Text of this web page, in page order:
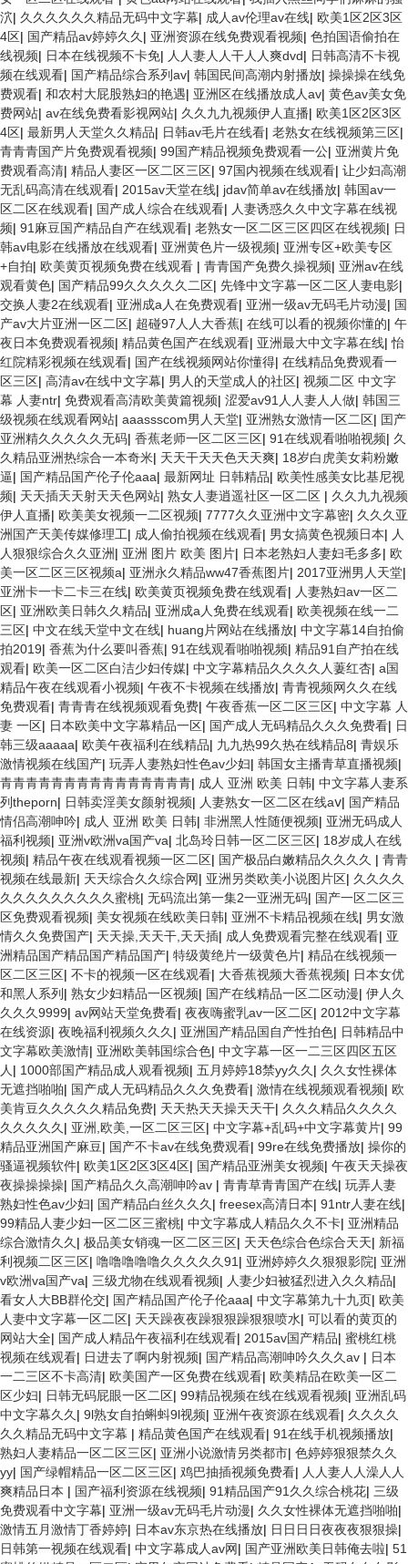
泬| 久久久久久久精品无码中文字幕| 成人av伦理av在线| 欧美1区2区3区
4区| 国产精品av婷婷久久 | 亚洲资源在线免费观看视频| 色拍国语偷拍在
线视频| 日本在线视频不卡免| 人人妻人人干人人爽dvd| 日韩高清不卡视
频在线观看| 国产精品综合系列av| 韩国民间高潮内射播放| 操操操在线免
费观看| 和农村大屁股熟妇的艳遇| 亚洲区在线播放成人av| 黄色av美女免
费网站| av在线免费看影视网站| 久久九九视频伊人直播| 欧美1区2区3区
4区| 最新男人天堂久久精品| 日韩av毛片在线看| 老熟女在线视频第三区|
青青青国产片免费观看视频| 99国产精品视频免费观看一公| 亚洲黄片免
费观看高清| 精品人妻区一区二区三区| 97国内视频在线观看| 让少妇高潮
无乱码高清在线观看| 2015av天堂在线| jdav简单av在线播放| 韩国av一
区二区在线观看| 国产成人综合在线观看| 人妻诱惑久久中文字幕在线视
频| 91麻豆国产精品自产在线观看| 老熟女一区二区三区四区在线视频| 日
韩av电影在线播放在线观看| 亚洲黄色片一级视频| 亚洲专区+欧美专区
+自拍| 欧美黄页视频免费在线观看 | 青青国产免费久操视频| 亚洲av在线
观看黄色| 国产精品99久久久久久二区| 先锋中文字幕一区二区人妻电影|
交换人妻2在线观看| 亚洲成a人在免费观看| 亚洲一级av无码毛片动漫| 国
产av大片亚洲一区二区| 超碰97人人大香蕉| 在线可以看的视频你懂的| 午
夜日本免费观看视频| 精品黄色国产在线观看| 亚洲最大中文字幕在线|怡
红院精彩视频在线观看| 国产在线视频网站你懂得| 在线精品免费观看一
区三区| 高清av在线中文字幕| 男人的天堂成人的社区| 视频二区 中文字
幕 人妻ntr| 免费观看高清欧美黄篇视频| 涩爱av91人人妻人人做| 韩国三
级视频在线观看网站| aaassscom男人天堂| 亚洲熟女激情一区二区| 囯产
亚洲精久久久久久无码| 香蕉老师一区二区三区| 91在线观看啪啪视频| 久
久精品亚洲热综合一本奇米| 天天干天天色天天爽| 18岁白虎美女莉粉嫩
逼| 国产精品国产伦子伦aaa| 最新网址 日韩精品| 欧美性感美女比基尼视
频| 天天插天天射天天色网站| 熟女人妻逍遥社区一区二区 | 久久九九视频
伊人直播| 欧美美女视频一二区视频| 7777久久亚洲中文字幕密| 久久久亚
洲国产天美传媒修理工| 成人偷拍视频在线观看| 男女搞黄色视频日本| 人
人狠狠综合久久亚洲| 亚洲 图片 欧美 图片| 日本老熟妇人妻妇毛多多| 欧
美一区二区三区视频a| 亚洲永久精品ww47香蕉图片| 2017亚洲男人天堂|
亚洲卡一卡二卡三在线| 欧美黄页视频免费在线观看| 人妻熟妇av一区二
区| 亚洲欧美日韩久久精品| 亚洲成a人免费在线观看| 欧美视频在线一二
三区| 中文在线天堂中文在线| huang片网站在线播放| 中文字幕14自拍偷
拍2019| 香蕉为什么要叫香蕉| 91在线观看啪啪视频| 精品91自产拍在线
观看| 欧美一区二区白洁少妇传媒| 中文字幕精品久久久久人萋红杏| a国
精品午夜在线观看小视频| 午夜不卡视频在线播放| 青青视频网久久在线
免费观看| 青青青在线视频观看免费| 午夜香蕉一区二区三区| 中文字幕 人
妻 一区| 日本欧美中文字幕精品一区| 国产成人无码精品久久久免费看| 日
韩三级aaaaa| 欧美午夜福利在线精品| 九九热99久热在线精品8| 青娱乐
激情视频在线国产| 玩弄人妻熟妇性色av少妇| 韩国女主播青草直播视频|
青青青青青青青青青青青青青青青| 成人 亚洲 欧美 日韩| 中文字幕人妻系
列theporn| 日韩卖淫美女颜射视频| 人妻熟女一区二区在线aⅴ| 国产精品
情侣高潮呻吟| 成人 亚洲 欧美 日韩| 非洲黑人性随便视频| 亚洲无码成人
福利视频| 亚洲v欧洲va国产va| 北岛玲日韩一区二区三区| 18岁成人在线
视频| 精品午夜在线观看视频一区二区| 国产极品白嫩精品久久久久 | 青青
视频在线最新| 天天综合久久综合网| 亚洲另类欧美小说图片区| 久久久久
久久久久久久久久久蜜桃| 无码流出第一集2一亚洲无码| 国产一区二区三
区免费观看视频| 美女视频在线欧美日韩| 亚洲不卡精品视频在线| 男女激
情久久免费国产| 天天操,天天干,天天插| 成人免费观看完整在线观看| 亚
洲精品国产精品国产精品国产| 特级黄绝片一级黄色片| 精品在线视频一
区二区三区| 不卡的视频一区在线观看| 大香蕉视频大香蕉视频| 日本女优
和黑人系列 | 熟女少妇精品一区视频| 国产在线精品一区二区动漫| 伊人久
久久久9999| av网站天堂免费看| 夜夜嗨蜜乳av一区二区| 2012中文字幕
在线资源| 夜晚福利视频久久久 | 亚洲国产精品国自产性拍色| 日韩精品中
文字幕欧美激情| 亚洲欧美韩国综合色| 中文字幕一区一二三区四区五区
人 | 1000部国产精品成人观看视频| 五月婷婷18禁yy久久 | 久久女性裸体
无遮挡啪啪| 国产成人无码精品久久久免费看| 激情在线视频观看视频| 欧
美肯豆久久久久久精品免费| 天天热天天操天天干| 久久久精品久久久久
久久久久久 | 亚洲,欧美,一区二区三区| 中文字幕+乱码+中文字幕黄片| 99
精品亚洲国产麻豆| 国产不卡av在线免费观看| 99re在线免费播放| 操你的
骚逼视频软件| 欧美1区2区3区4区| 国产精品亚洲美女视频| 午夜天天操夜
夜操操操操| 国产精品久久高潮呻吟av | 青青草青青国产在线| 玩弄人妻
熟妇性色av少妇| 国产精品白丝久久久 | freesex高清日本| 91ntr人妻在线|
99精品人妻少妇一区二区三蜜桃| 中文字幕成人精品久久不卡| 亚洲精品
综合激情久久 | 极品美女销魂一区二区三区| 天天色综合色综合天天| 新福
利视频二区三区| 噜噜噜噜噜久久久久久91 | 亚洲婷婷久久狠狠影院| 亚洲
v欧洲va国产va| 三级尤物在线观看视频| 人妻少妇被猛烈进入久久精品|
看女人大BB群伦交| 国产精品国产伦子伦aaa| 中文字幕第九十九页| 欧美
人妻中文字幕一区二区| 天天躁夜夜躁狠狠躁狠狠喷水| 可以看的黄页的
网站大全| 国产成人精品午夜福利在线观看| 2015av国产精品| 蜜桃红桃
视频在线观看| 日进去了啊内射视频| 国产精品高潮呻吟久久久av | 日本
一二三区不卡高清| 欧美国产一区免费在线观看| 欧美精品在欧美一区二
区少妇| 日韩无码屁眼一区二区| 99精品视频在线在线观看视频| 亚洲乱码
中文字幕久久 | 9l熟女自拍蝌蚪9l视频| 亚洲午夜资源在线观看| 久久久久
久久精品无码中文字幕 | 精品黄色国产在线观看| 91在线手机视频播放|
熟妇人妻精品一区二区三区| 亚洲小说激情另类都市| 色婷婷狠狠禁久久
yy| 国产绿帽精品一区二区三区| 鸡巴抽插视频免费看| 人人妻人人澡人人
爽精品日本 | 国产福利资源在线视频| 91精品国产91久久综合桃花| 三级
免费观看中文字幕| 亚洲一级av无码毛片动漫| 久久女性裸体无遮挡啪啪|
激情五月激情丁香婷婷| 日本av东京热在线播放| 日日日日夜夜夜狠狠操|
日韩第一视频在线观看| 中文字幕成人av网| 国产亚洲欧美日韩俺去啦| 51